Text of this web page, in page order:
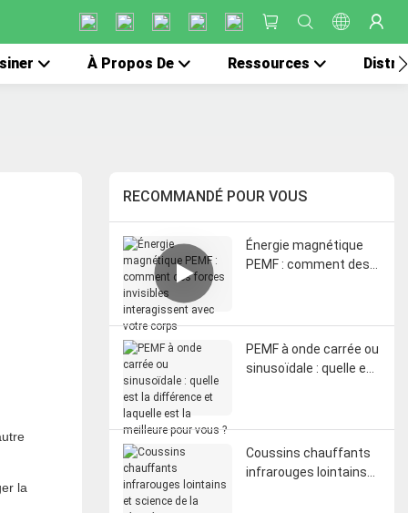
À Propos De Ressources
la
RECOMMANDÉ POUR VOUS
Énergie magnétique
PEMF : comment des
PEMF à onde carrée ou
sinusoïdale : quelle est
Coussins chauffants
infrarouges lointains